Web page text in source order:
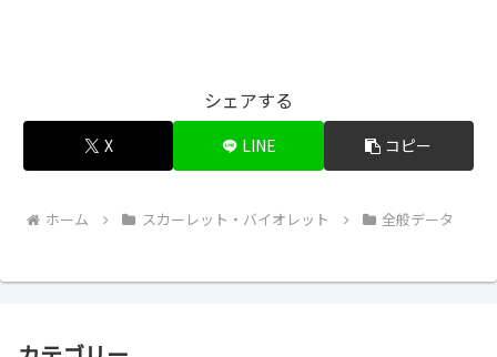
シェアする
X LINE コピー
ホーム スカーレット・バイオレット 全般データ